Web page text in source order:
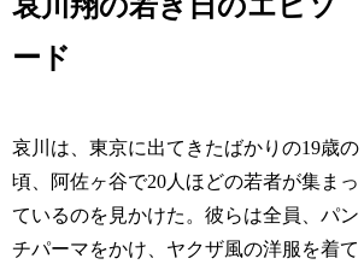
ード
哀川は、東京に出てきたばかりの19歳の
頃、阿佐ヶ谷で20人ほどの若者が集まっ
ているのを見かけた。彼らは全員、パン
チパーマをかけ、ヤクザ風の洋服を着て